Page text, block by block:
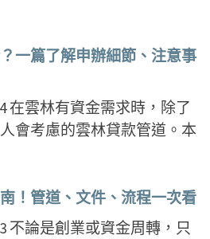
一篇了解申辦細節、注意事
在雲林有資金需求時，除了
會考慮的雲林貸款管道。本
！管道、文件、流程一次看
不論是創業或資金周轉，只